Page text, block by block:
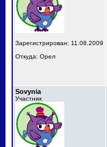
Зарегистрирован: 11.08.2009
Откуда: Орел
Sovynia
Участник